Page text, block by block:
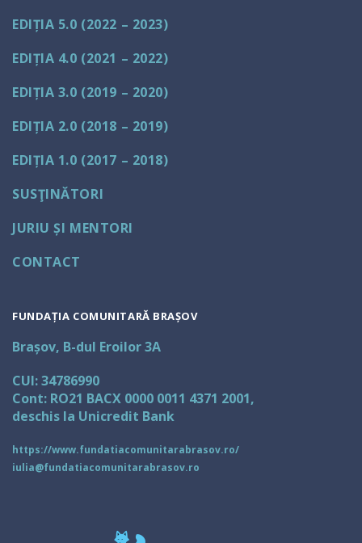
EDIȚIA 5.0 (2022 – 2023)
EDIȚIA 4.0 (2021 – 2022)
EDIȚIA 3.0 (2019 – 2020)
EDIȚIA 2.0 (2018 – 2019)
EDIȚIA 1.0 (2017 – 2018)
SUSŢINĂTORI
JURIU ȘI MENTORI
CONTACT
FUNDAȚIA COMUNITARĂ BRAȘOV
Brașov, B-dul Eroilor 3A
CUI: 34786990
Cont: RO21 BACX 0000 0011 4371 2001,
deschis la Unicredit Bank
https://www.fundatiacomunitarabrasov.ro/
iulia@fundatiacomunitarabrasov.ro